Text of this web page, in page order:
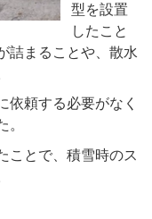
型を設置
したこと
詰まることや、散水
依頼する必要がなく
。
ことで、積雪時のス